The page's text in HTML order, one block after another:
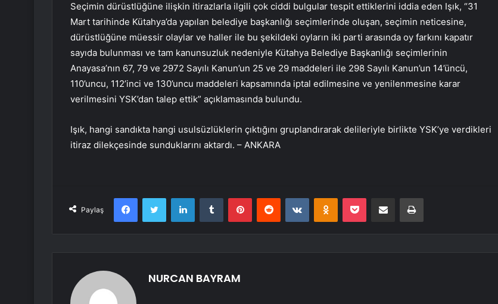
Seçimin dürüstlüğüne ilişkin itirazlarla ilgili çok ciddi bulgular tespit ettiklerini iddia eden Işık, “31
Mart tarihinde Kütahya’da yapılan belediye başkanlığı seçimlerinde oluşan, seçimin neticesine,
dürüstlüğüne müessir olaylar ve haller ile bu şekildeki oyların iki parti arasında oy farkını kapatır
sayıda bulunması ve tam kanunsuzluk nedeniyle Kütahya Belediye Başkanlığı seçimlerinin
Anayasa’nın 67, 79 ve 2972 Sayılı Kanun’un 25 ve 29 maddeleri ile 298 Sayılı Kanun’un 14’üncü,
110’uncu, 112’inci ve 130’uncu maddeleri kapsamında iptal edilmesine ve yenilenmesine karar
verilmesini YSK’dan talep ettik” açıklamasında bulundu.
Işık, hangi sandıkta hangi usulsüzlüklerin çıktığını gruplandırarak delileriyle birlikte YSK’ye verdikleri
itiraz dilekçesinde sunduklarını aktardı. – ANKARA
Paylaş
FacebookTwitter LinkedInTumblr PinterestReddit VKontakteOdnoklassniki
Pocket E-Posta ile paylaş Yazdır
NURCAN BAYRAM